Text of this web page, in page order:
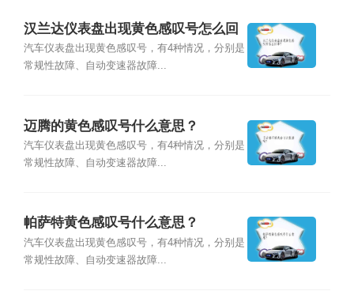
汉兰达仪表盘出现黄色感叹号怎么回
事？
汽车仪表盘出现黄色感叹号，有4种情况，分别是
常规性故障、自动变速器故障...
迈腾的黄色感叹号什么意思？
汽车仪表盘出现黄色感叹号，有4种情况，分别是
常规性故障、自动变速器故障...
帕萨特黄色感叹号什么意思？
汽车仪表盘出现黄色感叹号，有4种情况，分别是
常规性故障、自动变速器故障...